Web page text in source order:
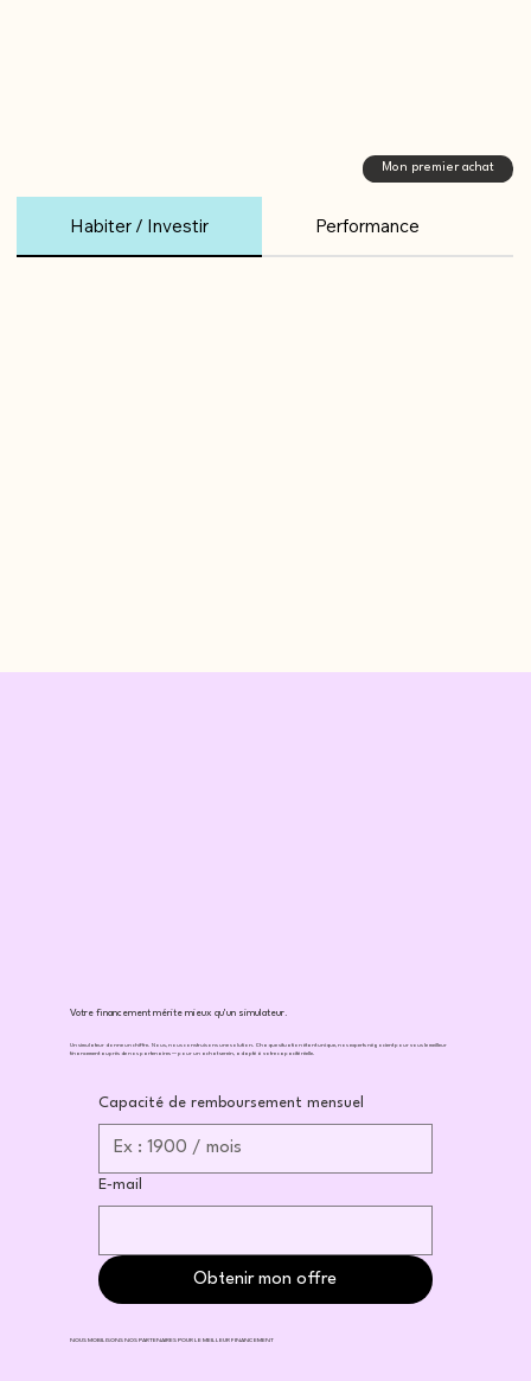
Mon premier achat
Habiter / Investir Performance
Votre financement mérite mieux qu'un simulateur.
Un simulateur donne un chiffre. Nous, nous construisons une solution. Chaque situation étant unique, nos experts négocient pour vous le meilleur
financement auprès de nos partenaires — pour un achat serein, adapté à votre capacité réelle.
NOUS MOBILISONS NOS PARTENAIRES POUR LE MEILLEUR FINANCEMENT
Capacité de remboursement mensuel
E‑mail
Obtenir mon offre